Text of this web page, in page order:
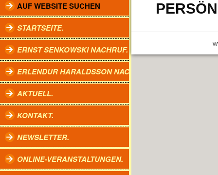
AUF WEBSITE SUCHEN
STARTSEITE.
ERNST SENKOWSKI NACHRUF.
ERLENDUR HARALDSSON NACHRUF.
AKTUELL.
KONTAKT.
NEWSLETTER.
ONLINE-VERANSTALTUNGEN.